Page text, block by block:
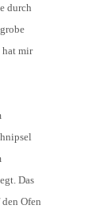
durch
hat mir
Das
Ofen